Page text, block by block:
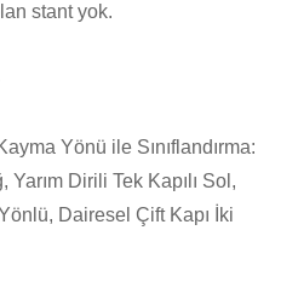
stant yok.
Yönü ile Sınıflandırma:
Yarım Dirili Tek Kapılı Sol,
Dairesel Çift Kapı İki